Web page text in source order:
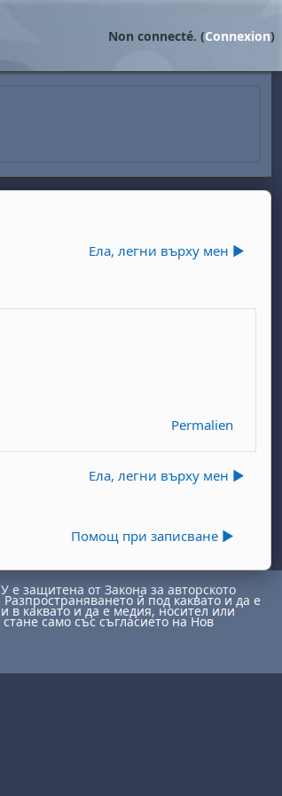
Non connecté. (Connexion)
Ела, легни върху мен ▶︎
Permalien
Ела, легни върху мен ▶︎
Помощ при записване ▶︎
защитена от Закона за авторското
й под каквато и да е
в каквато и да е медия, носител или
само със съгласието на Нов